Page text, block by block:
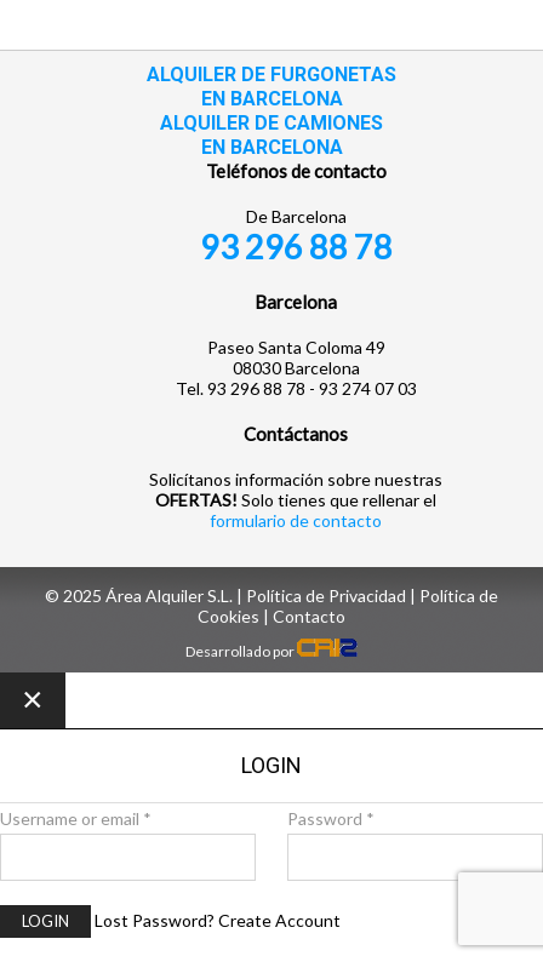
ALQUILER DE FURGONETAS
EN BARCELONA
ALQUILER DE CAMIONES
EN BARCELONA
Teléfonos de contacto
De Barcelona
93 296 88 78
Barcelona
Paseo Santa Coloma 49
08030 Barcelona
Tel. 93 296 88 78 - 93 274 07 03
Contáctanos
Solicítanos información sobre nuestras
OFERTAS! Solo tienes que rellenar el
formulario de contacto
© 2025 Área Alquiler S.L. | Política de Privacidad | Política de
Cookies | ‎ Contacto
Desarrollado por
×
LOGIN
Username or email * Password *
Lost Password? Create Account